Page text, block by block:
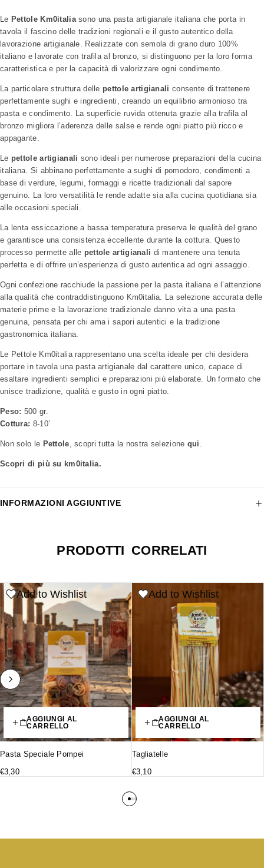
Le Pettole Km0italiasono una pasta artigianale italiana che porta in
tavola il fascino delle tradizioni regionali e il gusto autentico della
lavorazione artigianale. Realizzate con semola di grano duro 100%
italiano e lavorate con trafila al bronzo, si distinguono per la loro forma
caratteristica e per la capacità di valorizzare ogni condimento.
La particolare struttura delle pettole artigianali consente di trattenere
perfettamente sughi e ingredienti, creando un equilibrio armonioso tra
pasta e condimento. La superficie ruvida ottenuta grazie alla trafila al
bronzo migliora l’aderenza delle salse e rende ogni piatto più ricco e
appagante.
Le pettole artigianali sono ideali per numerose preparazioni della cucina
italiana. Si abbinano perfettamente a sughi di pomodoro, condimenti a
base di verdure, legumi, formaggi e ricette tradizionali dal sapore
genuino. La loro versatilità le rende adatte sia alla cucina quotidiana sia
alle occasioni speciali.
La lenta essiccazione a bassa temperatura preserva le qualità del grano
e garantisce una consistenza eccellente durante la cottura. Questo
processo permette alle pettole artigianali di mantenere una tenuta
perfetta e di offrire un’esperienza di gusto autentica ad ogni assaggio.
Ogni confezione racchiude la passione per la pasta italiana e l’attenzione
alla qualità che contraddistinguono Km0italia. La selezione accurata delle
materie prime e la lavorazione tradizionale danno vita a una pasta
genuina, pensata per chi ama i sapori autentici e la tradizione
gastronomica italiana.
Le Pettole Km0italia rappresentano una scelta ideale per chi desidera
portare in tavola una pasta artigianale dal carattere unico, capace di
esaltare ingredienti semplici e preparazioni più elaborate. Un formato che
unisce tradizione, qualità e gusto in ogni piatto.
Peso: 500 gr.
Cottura: 8-10’
Non solo le Pettole , scopri tutta la nostra selezione qui
Scopri di più su km0italia.
INFORMAZIONI AGGIUNTIVE
PRODOTTI CORRELATI
Add to Wishlist
AGGIUNGI AL
CARRELLO
Pasta Speciale Pompei
€3,30
Add to Wishlist
AGGIUNGI AL
CARRELLO
Tagliatelle
€3,10